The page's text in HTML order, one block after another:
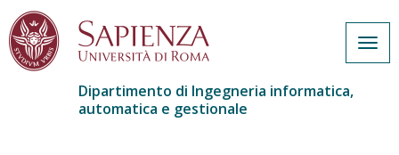
Dipartimento di Ingegneria informatica,
automatica e gestionale